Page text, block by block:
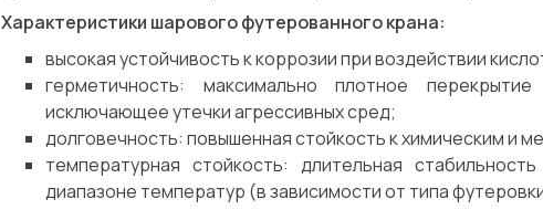
Характеристики шарового футерованного крана:
высокая устойчивость к коррозии при воздействии
герметичность: максимально плотное
исключающее утечки агрессивных сред;
долговечность: повышенная стойкость к химическим и
температурная стойкость: длительная
диапазоне температур (в зависимости от типа